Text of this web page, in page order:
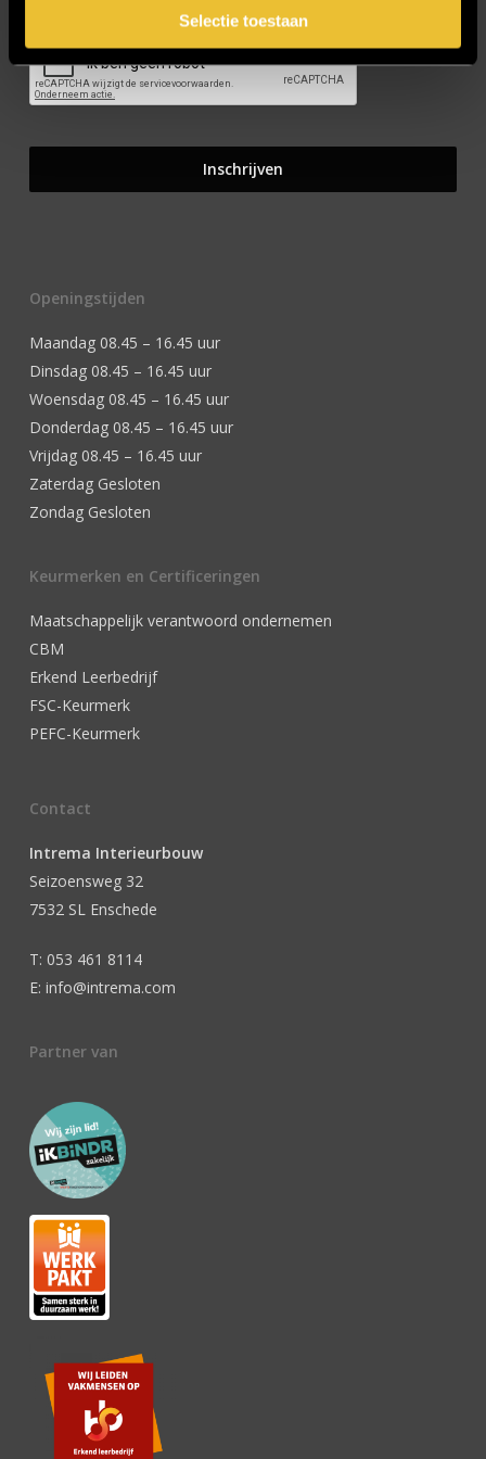
Selectie toestaan
Openingstijden
Maandag 08.45 – 16.45 uur
Dinsdag 08.45 – 16.45 uur
Woensdag 08.45 – 16.45 uur
Donderdag 08.45 – 16.45 uur
Vrijdag 08.45 – 16.45 uur
Zaterdag Gesloten
Zondag Gesloten
Keurmerken en Certificeringen
Maatschappelijk verantwoord ondernemen
CBM
Erkend Leerbedrijf
FSC-Keurmerk
PEFC-Keurmerk
Contact
Intrema Interieurbouw
Seizoensweg 32
7532 SL Enschede
T: 053 461 8114
E: info@intrema.com
Partner van